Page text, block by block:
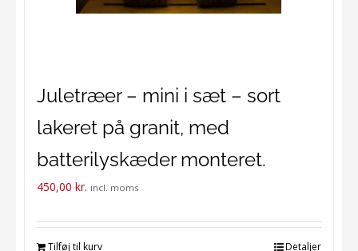
Juletræer – mini i sæt – sort
lakeret på granit, med
batterilyskæder monteret.
450,00 kr. incl. moms
Tilføj til kurv Detaljer